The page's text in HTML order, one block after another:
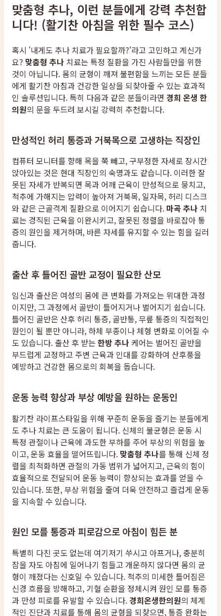
맞춤형 추나, 이런 분들에게 강력 추천합
니다! (활기찬 아침을 위한 필수 코스)
혹시 '내게도 추나 치료가 필요할까?'라고 고민하고 계신가
요? 맞춤형 추나 치료는 특정 질환을 가진 사람들만을 위한
것이 아닙니다. 몸의 균형이 깨져 불편함을 느끼는 모든 분들
에게 활기찬 아침과 건강한 일상을 되찾아줄 수 있는 효과적
인 솔루션입니다. 특히 다음과 같은 분들이라면 경희 온생 한
의원의 문을 두드려 보시길 강력히 추천합니다.
만성적인 허리 통증과 거북목으로 고생하는 직장인
컴퓨터 모니터를 향해 목을 쭉 빼고, 구부정한 자세로 장시간
앉아있는 것은 현대 직장인의 숙명과도 같습니다. 이러한 잘
못된 자세가 반복되면 목과 어깨 근육이 만성적으로 뭉치고,
척추에 가해지는 압력이 높아져 거북목, 일자목, 허리 디스크
와 같은 근골격계 질환으로 이어지기 쉽습니다. 마곡 추나 치
료는 경직된 근육을 이완시키고, 잘못된 정렬을 바로잡아 통
증의 원인을 제거하며, 바른 자세를 유지할 수 있는 힘을 길러
줍니다.
출산 후 틀어진 골반 교정이 필요한 산모
임신과 출산은 여성의 몸에 큰 변화를 가져오는 위대한 과정
이지만, 그 과정에서 골반이 틀어지거나 벌어지기 쉽습니다.
틀어진 골반은 산후 허리 통증, 골반통, 무릎 통증의 직접적인
원인이 될 뿐만 아니라, 하체 부종이나 체형 변화로 이어질 수
도 있습니다. 출산 후 받는 한방 추나 케어는 벌어진 골반을
부드럽게 교정하고 주변 근육과 인대를 강화하여 산후풍을
예방하고 건강한 몸으로의 회복을 돕습니다.
운동 능력 향상과 부상 예방을 원하는 운동인
활기찬 라이프스타일을 위해 꾸준히 운동을 즐기는 분들에게
도 추나 치료는 큰 도움이 됩니다. 신체의 불균형은 운동 시
특정 관절이나 근육에 과도한 부하를 주어 부상의 위험을 높
이고, 운동 효율을 떨어뜨립니다. 맞춤형 추나를 통해 신체 정
렬을 최적화하면 관절의 가동 범위가 넓어지고, 근육의 힘이
효율적으로 전달되어 운동 능력이 향상되는 효과를 얻을 수
있습니다. 또한, 부상 위험을 줄여 더욱 안전하고 즐겁게 운동
을 지속할 수 있습니다.
원인 모를 통증과 피로감으로 아침이 힘든 분
특별히 다친 곳도 없는데 여기저기 쑤시고 아프거나, 충분히
잠을 자도 아침에 일어나기 힘들고 개운하지 않다면 몸의 균
형이 깨졌다는 신호일 수 있습니다. 척추의 미세한 틀어짐은
신경 흐름을 방해하고, 기혈 순환을 정체시켜 원인 모를 통증
과 만성 피로를 유발할 수 있습니다. 경희온생한의원의 체계
적인 진단과 치료를 통해 몸의 균형을 되찾으면, 통증 완화는